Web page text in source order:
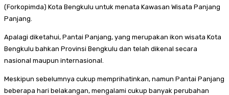
(Forkopimda) Kota Bengkulu untuk menata Kawasan Wisata Panjang
Panjang.
Apalagi diketahui, Pantai Panjang, yang merupakan ikon wisata Kota
Bengkulu bahkan Provinsi Bengkulu dan telah dikenal secara
nasional maupun internasional.
Meskipun sebelumnya cukup memprihatinkan, namun Pantai Panjang
beberapa hari belakangan, mengalami cukup banyak perubahan